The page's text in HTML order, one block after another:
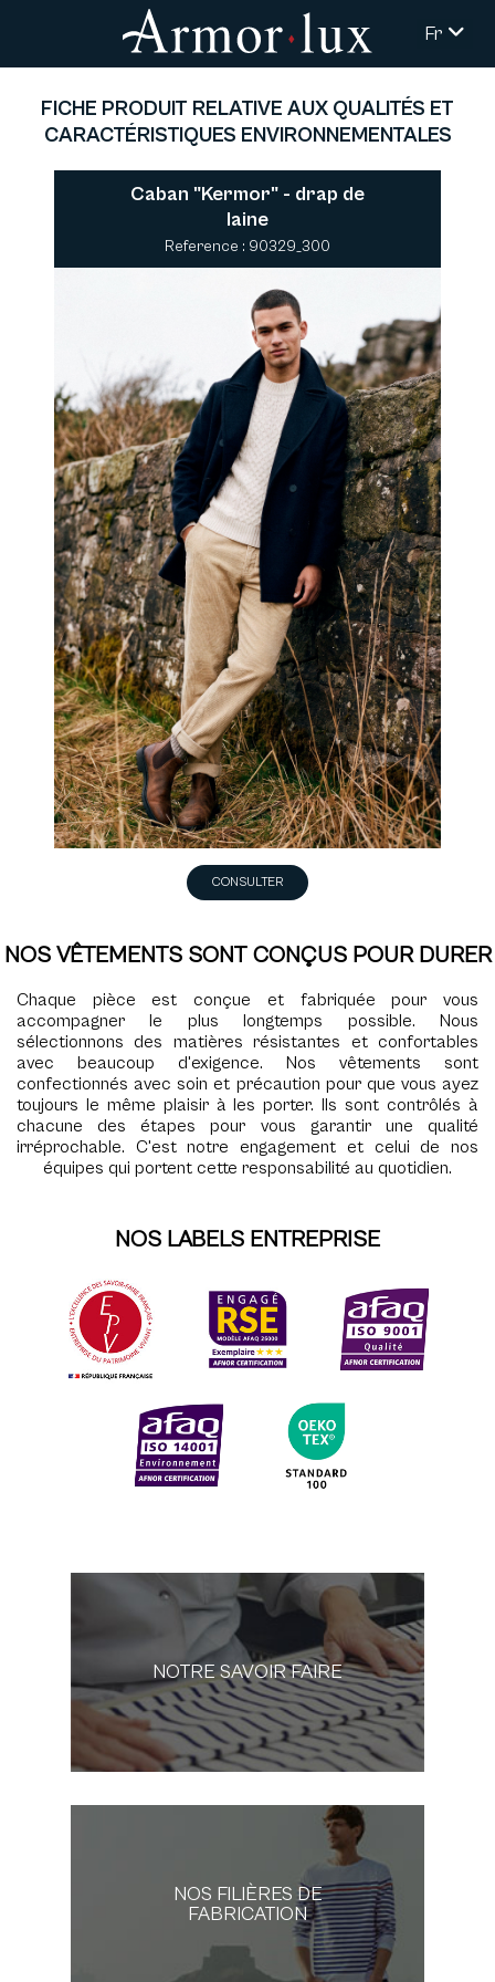
Fr
FICHE PRODUIT RELATIVE AUX QUALITÉS ET
CARACTÉRISTIQUES ENVIRONNEMENTALES
Caban "Kermor" - drap de
laine
Reference : 90329_300
CONSULTER
NOS VÊTEMENTS SONT CONÇUS POUR DURER
Chaque pièce est conçue et fabriquée pour vous
accompagner le plus longtemps possible. Nous
sélectionnons des matières résistantes et confortables
avec beaucoup d'exigence. Nos vêtements sont
confectionnés avec soin et précaution pour que vous ayez
toujours le même plaisir à les porter. Ils sont contrôlés à
chacune des étapes pour vous garantir une qualité
irréprochable. C'est notre engagement et celui de nos
équipes qui portent cette responsabilité au quotidien.
NOS LABELS ENTREPRISE
NOTRE SAVOIR FAIRE
NOS FILIÈRES DE
FABRICATION